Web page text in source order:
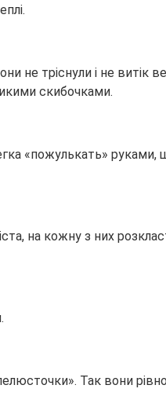
не тріснули і не витік
скибочками.
«пожулькать» руками,
на кожну з них
Так вони